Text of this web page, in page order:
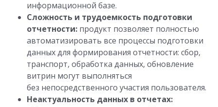
информационной базе.
Сложность и трудоемкость подготовки
отчетности: продукт позволяет полностью
автоматизировать все процессы подготовки
данных для формирования отчетности: сбор,
транспорт, обработка данных, обновление
витрин могут выполняться
без непосредственного участия пользователя.
Неактуальность данных в отчетах: